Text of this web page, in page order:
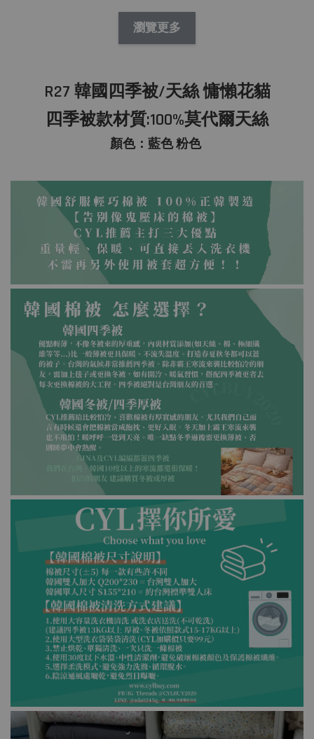
毛 舒服絨毛北極
NT$ 390
- +NT$ 390
NT$ 450
- +
加入購物車
瀏覽更多
R27 韓國四季被/天絲 慵懶花貓
四季被款材質:100%莫代爾天絲
顏色：藍色 粉色